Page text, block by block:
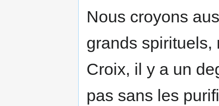
Nous croyons
grands spirituels,
Croix, il y a un
pas sans les